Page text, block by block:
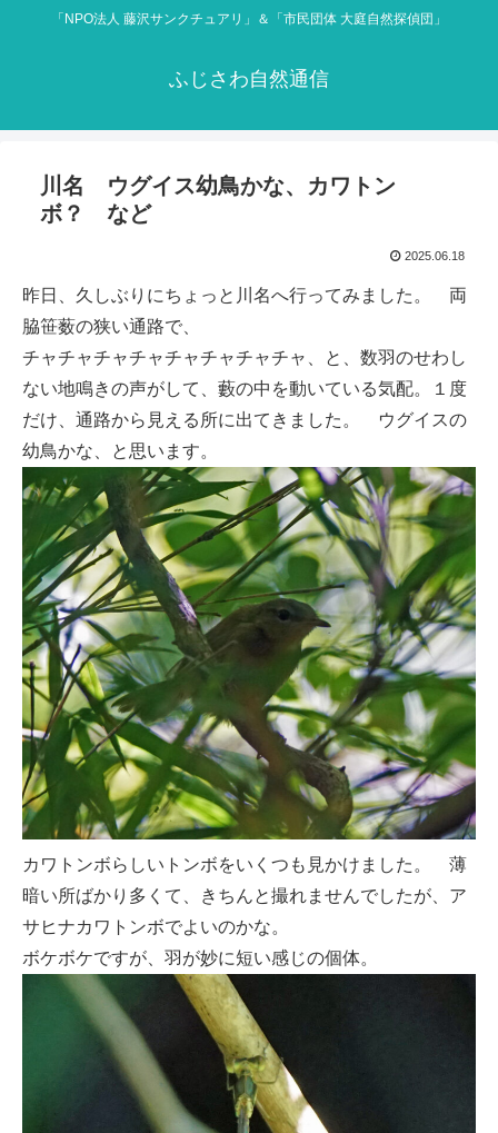
「NPO法人 藤沢サンクチュアリ」＆「市民団体 大庭自然探偵団」
ふじさわ自然通信
川名 ウグイス幼鳥かな、カワトン
ボ？ など
2025.06.18
昨日、久しぶりにちょっと川名へ行ってみました。 両
脇笹薮の狭い通路で、
チャチャチャチャチャチャチャチャ、と、数羽のせわし
ない地鳴きの声がして、藪の中を動いている気配。１度
だけ、通路から見える所に出てきました。 ウグイスの
幼鳥かな、と思います。
カワトンボらしいトンボをいくつも見かけました。 薄
暗い所ばかり多くて、きちんと撮れませんでしたが、ア
サヒナカワトンボでよいのかな。
ボケボケですが、羽が妙に短い感じの個体。